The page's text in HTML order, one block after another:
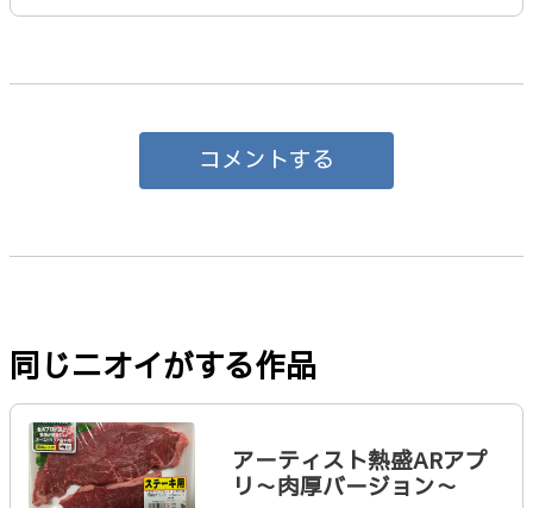
コメントする
同じニオイがする作品
アーティスト熱盛ARアプ
リ～肉厚バージョン～